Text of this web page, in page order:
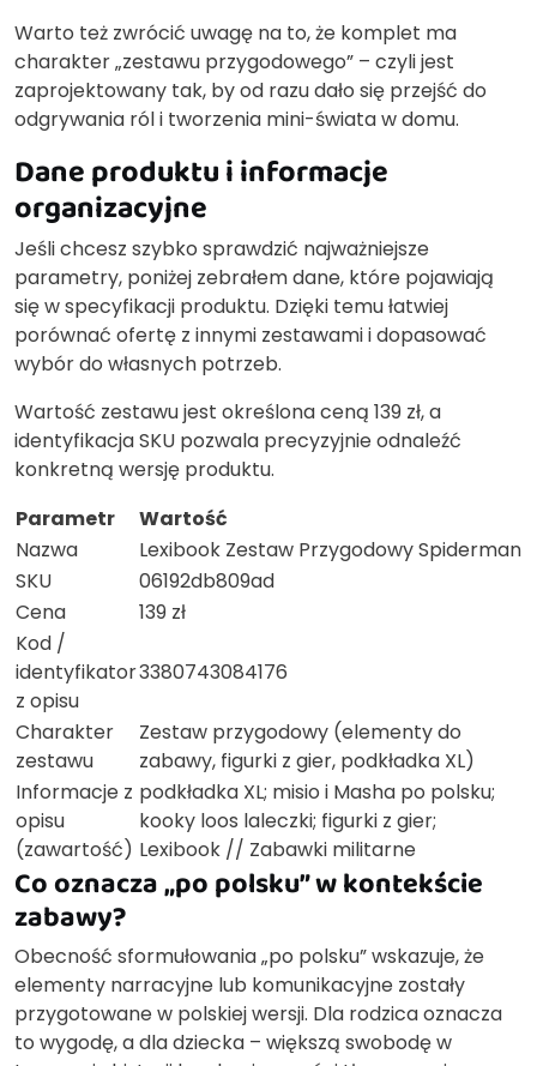
Warto też zwrócić uwagę na to, że komplet ma
charakter „zestawu przygodowego” – czyli jest
zaprojektowany tak, by od razu dało się przejść do
odgrywania ról i tworzenia mini-świata w domu.
Dane produktu i informacje
organizacyjne
Jeśli chcesz szybko sprawdzić najważniejsze
parametry, poniżej zebrałem dane, które pojawiają
się w specyfikacji produktu. Dzięki temu łatwiej
porównać ofertę z innymi zestawami i dopasować
wybór do własnych potrzeb.
Wartość zestawu jest określona ceną 139 zł, a
identyfikacja SKU pozwala precyzyjnie odnaleźć
konkretną wersję produktu.
Parametr
Wartość
Nazwa
Lexibook Zestaw Przygodowy Spiderman
SKU
06192db809ad
Cena
139 zł
Kod /
identyfikator
z opisu
3380743084176
Charakter
zestawu
Zestaw przygodowy (elementy do
zabawy, figurki z gier, podkładka XL)
Informacje z
opisu
(zawartość)
podkładka XL; misio i Masha po polsku;
kooky loos laleczki; figurki z gier;
Lexibook // Zabawki militarne
Co oznacza „po polsku” w kontekście
zabawy?
Obecność sformułowania „po polsku” wskazuje, że
elementy narracyjne lub komunikacyjne zostały
przygotowane w polskiej wersji. Dla rodzica oznacza
to wygodę, a dla dziecka – większą swobodę w